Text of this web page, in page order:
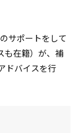
サポートをして
も在籍）が、補
ドバイスを行